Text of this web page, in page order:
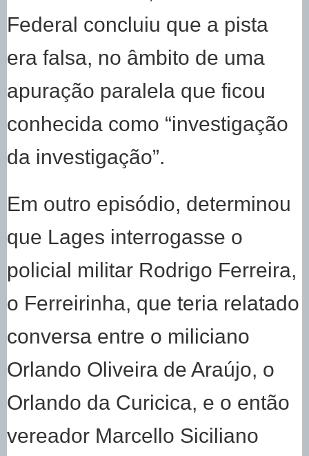
Federal concluiu que a pista
era falsa, no âmbito de uma
apuração paralela que ficou
conhecida como “investigação
da investigação”.
Em outro episódio, determinou
que Lages interrogasse o
policial militar Rodrigo Ferreira,
o Ferreirinha, que teria relatado
conversa entre o miliciano
Orlando Oliveira de Araújo, o
Orlando da Curicica, e o então
vereador Marcello Siciliano